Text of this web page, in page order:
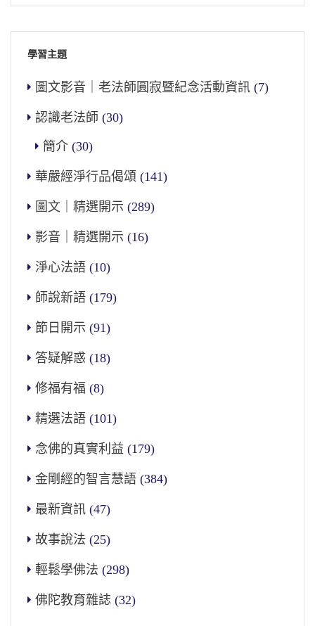
學習主題
圖文影音｜老法師圓寂暨紀念活動資訊 (7)
認識老法師 (30)
簡介 (30)
華嚴經淨行品偈頌 (141)
圖文｜精選開示 (289)
影音｜精選開示 (16)
淨心法語 (10)
師說新語 (179)
節日開示 (91)
答疑解惑 (18)
修福有福 (8)
精選法語 (101)
念佛的真實利益 (179)
金剛經的智言慧語 (384)
最新資訊 (47)
故事說法 (25)
輕鬆學佛法 (298)
佛陀教育雜誌 (32)